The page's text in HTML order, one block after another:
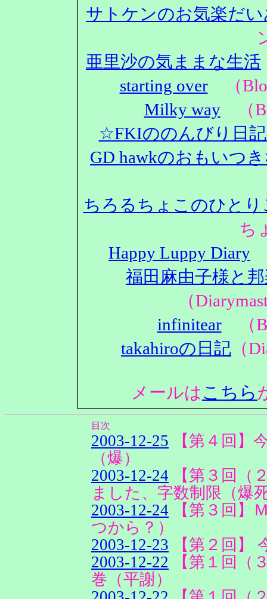
サトケンのお気楽だ
亜里沙の気ままな生活
starting over（
Milky way（
☆FKIののんびり日
GD hawkのおもいつ
ちろるちょこのひとり
ち
Happy Luppy Diary
福田麻由子様と
（
infinitear（
takahiroの日記 （
メールはこちら
目次
2003-12-25 【第４回】
（爆）
2003-12-24 【第３回（
ました、字数制限（爆
2003-12-24 【第３回】
つから？）
2003-12-23 【第２回】
2003-12-22 【第１回（
巻（平謝）